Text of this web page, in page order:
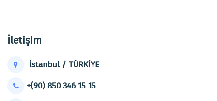
İletişim
İstanbul / TÜRKİYE
+(90) 850 346 15 15